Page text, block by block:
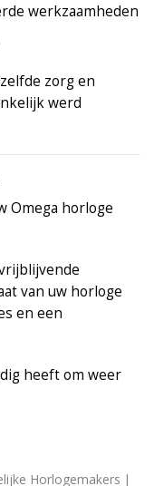
werkzaamheden
zorg en
werd
Omega horloge
van uw horloge
en een
heeft om weer
Horlogemakers |